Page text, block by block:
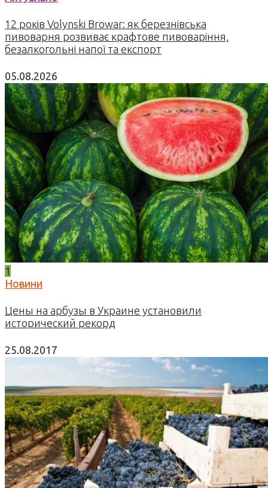
12 років Volynski Browar: як березнівська
пивоварня розвиває крафтове пивоваріння,
безалкогольні напої та експорт
05.08.2026
1
Новини
Цены на арбузы в Украине установили
исторический рекорд
25.08.2017